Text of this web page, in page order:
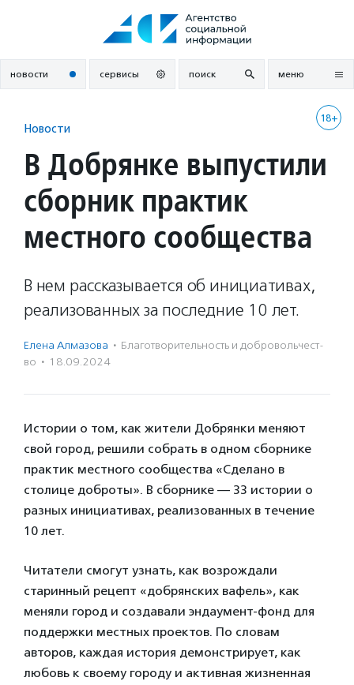
новости сервисы поиск меню
18+
Новости
В Добрянке выпустили
сборник практик
местного сообщества
В нем рассказывается об инициативах,
реализованных за последние 10 лет.
Елена Алмазова · Благотвори­тель­ность и доброволь­чест­
во · 18.09.2024
Истории о том, как жители Добрянки меняют
свой город, решили собрать в одном сборнике
практик местного сообщества «Сделано в
столице доброты». В сборнике — 33 истории о
разных инициативах, реализованных в течение
10 лет.
Читатели смогут узнать, как возрождали
старинный рецепт «добрянских вафель», как
меняли город и создавали эндаумент-фонд для
поддержки местных проектов. По словам
авторов, каждая история демонстрирует, как
любовь к своему городу и активная жизненная